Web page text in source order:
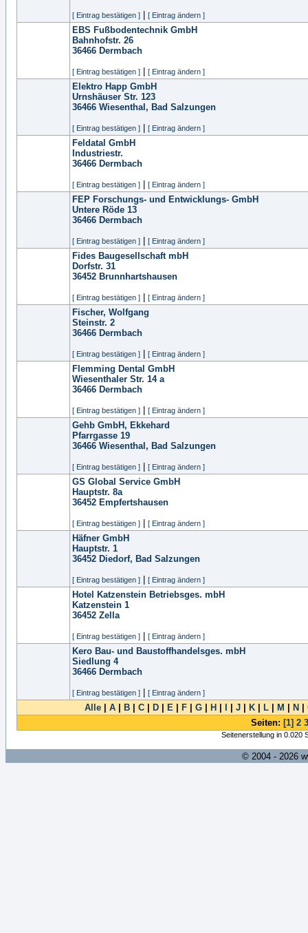
[ Eintrag bestätigen ] [ Eintrag ändern ]
EBS Fußbodentechnik GmbH
Bahnhofstr. 26
36466 Dermbach
[ Eintrag bestätigen ] [ Eintrag ändern ]
Elektro Happ GmbH
Urnshäuser Str. 123
36466 Wiesenthal, Bad Salzungen
[ Eintrag bestätigen ] [ Eintrag ändern ]
Feldatal GmbH
Industriestr.
36466 Dermbach
[ Eintrag bestätigen ] [ Eintrag ändern ]
FEP Forschungs- und Entwicklungs- GmbH
Untere Röde 13
36466 Dermbach
[ Eintrag bestätigen ] [ Eintrag ändern ]
Fides Baugesellschaft mbH
Dorfstr. 31
36452 Brunnhartshausen
[ Eintrag bestätigen ] [ Eintrag ändern ]
Fischer, Wolfgang
Steinstr. 2
36466 Dermbach
[ Eintrag bestätigen ] [ Eintrag ändern ]
Flemming Dental GmbH
Wiesenthaler Str. 14 a
36466 Dermbach
[ Eintrag bestätigen ] [ Eintrag ändern ]
Gehb GmbH, Ekkehard
Pfarrgasse 19
36466 Wiesenthal, Bad Salzungen
[ Eintrag bestätigen ] [ Eintrag ändern ]
GS Global Service GmbH
Hauptstr. 8a
36452 Empfertshausen
[ Eintrag bestätigen ] [ Eintrag ändern ]
Häfner GmbH
Hauptstr. 1
36452 Diedorf, Bad Salzungen
[ Eintrag bestätigen ] [ Eintrag ändern ]
Hotel Katzenstein Betriebsges. mbH
Katzenstein 1
36452 Zella
[ Eintrag bestätigen ] [ Eintrag ändern ]
Kero Bau- und Baustoffhandelsges. mbH
Siedlung 4
36466 Dermbach
[ Eintrag bestätigen ] [ Eintrag ändern ]
Alle A B C D E F G H J K L M N
Seiten: [1] 2 3
Seitenerstellung in 0.020
© 2004 - 2026